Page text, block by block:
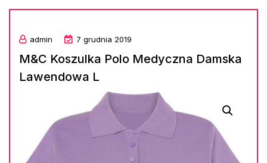
admin 7 grudnia 2019
M&C Koszulka Polo Medyczna Damska
Lawendowa L